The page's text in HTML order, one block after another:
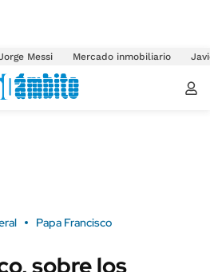
Messi Mercado inmobiliario
Papa Francisco
sobre los